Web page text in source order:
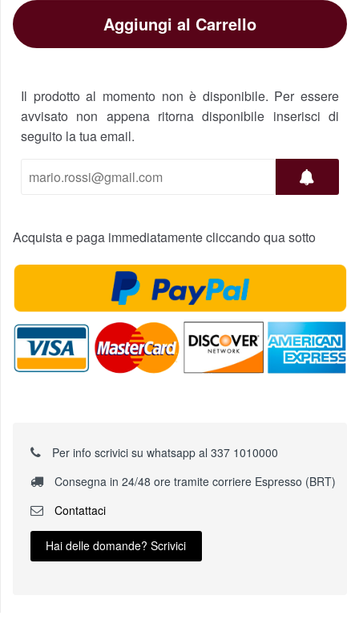
Aggiungi al Carrello
Il prodotto al momento non è disponibile. Per essere
avvisato non appena ritorna disponibile inserisci di
seguito la tua email.
Acquista e paga immediatamente cliccando qua sotto
Per info scrivici su whatsapp al 337 1010000
Consegna in 24/48 ore tramite corriere Espresso (BRT)
Contattaci
Hai delle domande? Scrivici